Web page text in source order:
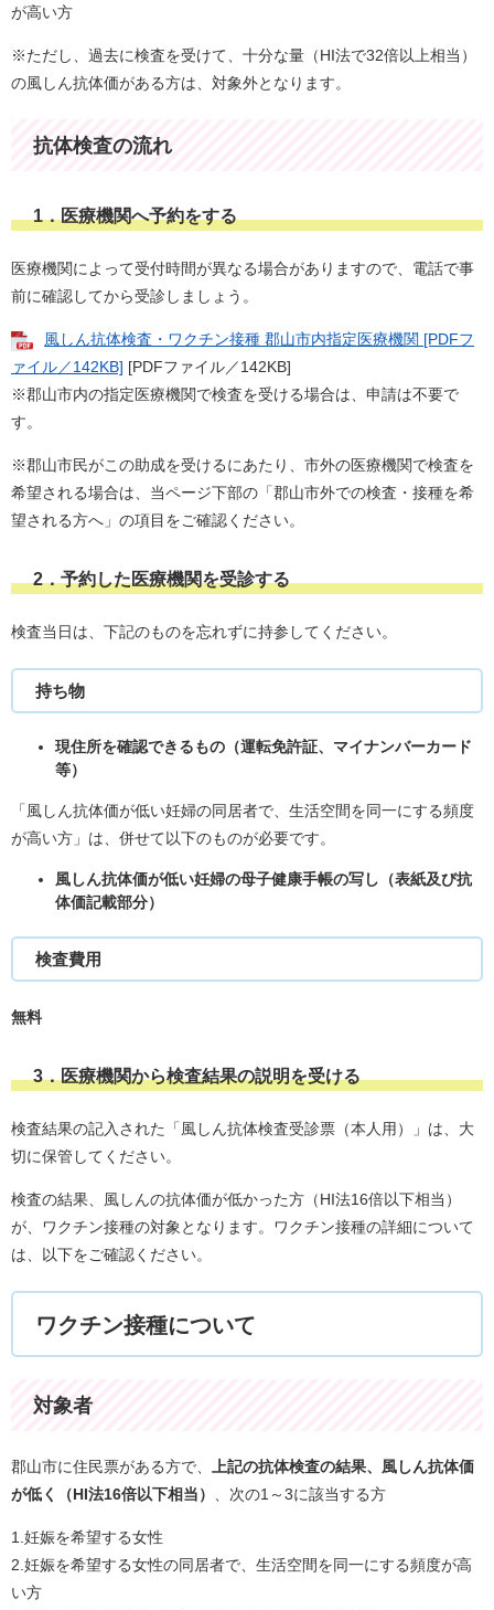
が高い方
※ただし、過去に検査を受けて、十分な量（HI法で32倍以上相当）
の風しん抗体価がある方は、対象外となります。
抗体検査の流れ
1．医療機関へ予約をする
医療機関によって受付時間が異なる場合がありますので、電話で事
前に確認してから受診しましょう。
風しん抗体検査・ワクチン接種 郡山市内指定医療機関 [PDFフ
ァイル／142KB] [PDFファイル／142KB]
​※郡山市内の指定医療機関で検査を受ける場合は、申請は不要で
す。
※郡山市民がこの助成を受けるにあたり、市外の医療機関で検査を
希望される場合は、当ページ下部の「郡山市外での検査・接種を希
望される方へ」の項目をご確認ください。
2．予約した医療機関を受診する
検査当日は、下記のものを忘れずに持参してください。
持ち物
現住所を確認できるもの（運転免許証、マイナンバーカード
等）
「風しん抗体価が低い妊婦の同居者で、生活空間を同一にする頻度
が高い方​」は、併せて以下のものが必要です。
風しん抗体価が低い妊婦の母子健康手帳の写し（表紙及び抗
体価記載部分）
検査費用
無料
3．医療機関から検査結果の説明を受ける
検査結果の記入された「風しん抗体検査受診票（本人用）」は、大
切に保管してください。
検査の結果、風しんの抗体価が低かった方（HI法16倍以下相当）
が、ワクチン接種の対象となります。ワクチン接種の詳細について
は、以下をご確認ください。
ワクチン接種について
対象者
郡山市に住民票がある方で、 上記の抗体検査の結果、風しん抗体価
が低く（HI法16倍以下相当） 、次の1～3に該当する方
1.妊娠を希望する女性
2.妊娠を希望する女性の同居者で、生活空間を同一にする頻度が高
い方